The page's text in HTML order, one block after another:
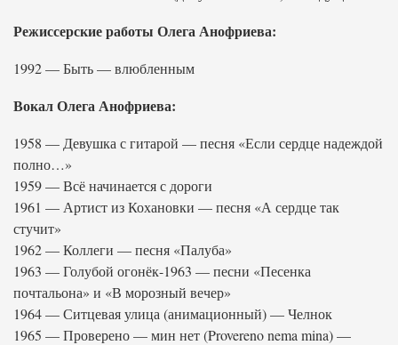
Режиссерские работы Олега Анофриева:
1992 — Быть — влюбленным
Вокал Олега Анофриева:
1958 — Девушка с гитарой — песня «Если сердце надеждой
полно…»
1959 — Всё начинается с дороги
1961 — Артист из Кохановки — песня «А сердце так
стучит»
1962 — Коллеги — песня «Палуба»
1963 — Голубой огонёк-1963 — песни «Песенка
почтальона» и «В морозный вечер»
1964 — Ситцевая улица (анимационный) — Челнок
1965 — Проверено — мин нет (Provereno nema mina) —